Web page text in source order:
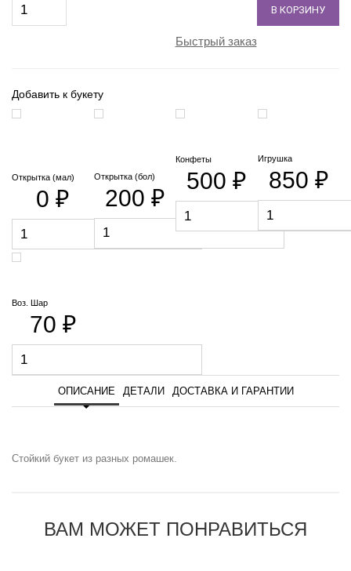
В КОРЗИНУ
Быстрый заказ
Добавить к букету
Открытка (мал)
0 ₽
Открытка (бол)
200 ₽
Конфеты
500 ₽
Игрушка
850 ₽
Воз. Шар
70 ₽
ОПИСАНИЕ ДЕТАЛИ ДОСТАВКА И ГАРАНТИИ
Стойкий букет из разных ромашек.
ВАМ МОЖЕТ ПОНРАВИТЬСЯ